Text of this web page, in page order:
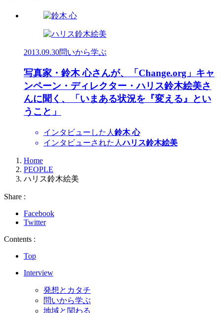
2013.09.30問いから学ぶ
写真家・鈴木 心さんが、「Change.org」キャ
ンペーン・ディレクター・ハリス鈴木絵美さ
んに聞く、「いまある状況を『変える』とい
うこと」
インタビューした人 鈴木 心
インタビューされた人ハリス鈴木絵美
Home
PEOPLE
ハリス鈴木絵美
Share :
Facebook
Twitter
Contents :
Top
Interview
発想とカタチ
問いから学ぶ
地域と関わる